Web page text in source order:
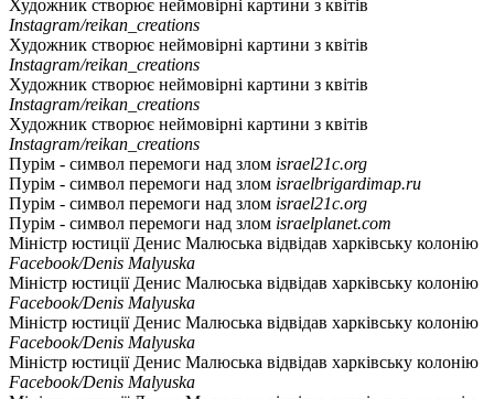
Художник створює неймовірні картини з квітів
Instagram/reikan_creations
Художник створює неймовірні картини з квітів
Instagram/reikan_creations
Художник створює неймовірні картини з квітів
Instagram/reikan_creations
Художник створює неймовірні картини з квітів
Instagram/reikan_creations
Пурім - символ перемоги над злом israel21c.org
Пурім - символ перемоги над злом israelbrigardimap.ru
Пурім - символ перемоги над злом israel21c.org
Пурім - символ перемоги над злом israelplanet.com
Міністр юстиції Денис Малюська відвідав харківську колонію
Facebook/Denis Malyuska
Міністр юстиції Денис Малюська відвідав харківську колонію
Facebook/Denis Malyuska
Міністр юстиції Денис Малюська відвідав харківську колонію
Facebook/Denis Malyuska
Міністр юстиції Денис Малюська відвідав харківську колонію
Facebook/Denis Malyuska